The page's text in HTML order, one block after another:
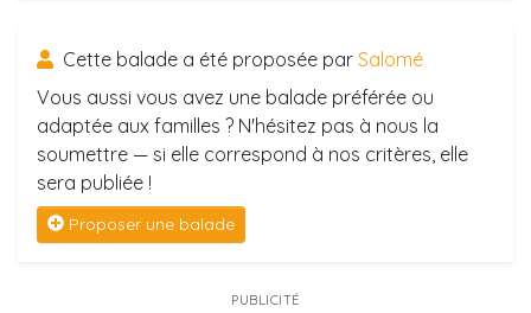
Cette balade a été proposée par Salomé
Vous aussi vous avez une balade préférée ou
adaptée aux familles ? N'hésitez pas à nous la
soumettre — si elle correspond à nos critères, elle
sera publiée !
Proposer une balade
PUBLICITÉ